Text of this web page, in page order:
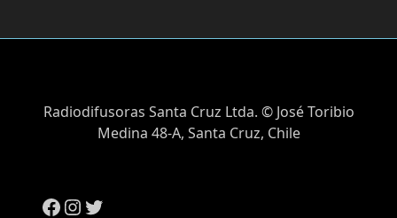
Radiodifusoras Santa Cruz Ltda. © José Toribio
Medina 48-A, Santa Cruz, Chile
Facebook
Instagram
Twitter